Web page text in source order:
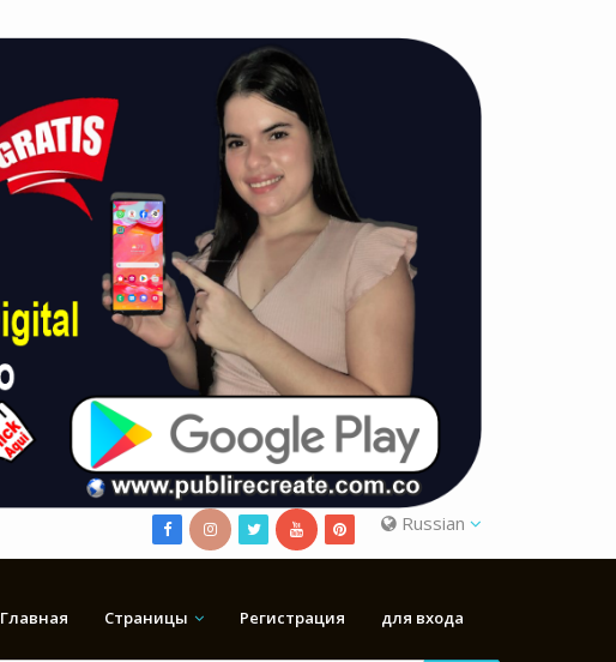
Russian
Главная Страницы Регистрация для входа